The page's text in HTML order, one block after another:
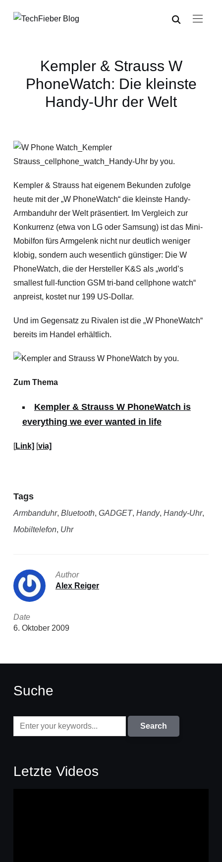
Kempler & Strauss W
PhoneWatch: Die kleinste
Handy-Uhr der Welt
Kempler & Strauss hat eigenem Bekunden zufolge
heute mit der „W PhoneWatch“ die kleinste Handy-
Armbanduhr der Welt präsentiert. Im Vergleich zur
Konkurrenz (etwa von LG oder Samsung) ist das Mini-
Mobilfon fürs Armgelenk nicht nur deutlich weniger
klobig, sondern auch wesentlich günstiger: Die W
PhoneWatch, die der Hersteller K&S als „world’s
smallest full-function GSM tri-band cellphone watch“
anpreist, kostet nur 199 US-Dollar.
Und im Gegensatz zu Rivalen ist die „W PhoneWatch“
bereits im Handel erhältlich.
Zum Thema
Kempler & Strauss W PhoneWatch is
everything we ever wanted in life
[Link] [via]
Tags
Armbanduhr, Bluetooth, GADGET, Handy, Handy-Uhr,
Mobiltelefon, Uhr
Author
Alex Reiger
Date
6. Oktober 2009
Suche
Letzte Videos